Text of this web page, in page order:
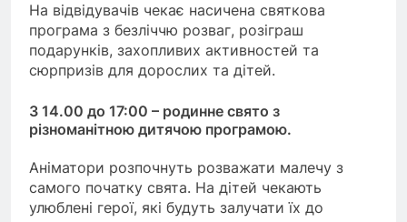
На відвідувачів чекає насичена святкова
програма з безліччю розваг, розіграш
подарунків, захопливих активностей та
сюрпризів для дорослих та дітей.
З 14.00 до 17:00 – родинне свято з
різноманітною дитячою програмою.
Аніматори розпочнуть розважати малечу з
самого початку свята. На дітей чекають
улюблені герої, які будуть залучати їх до